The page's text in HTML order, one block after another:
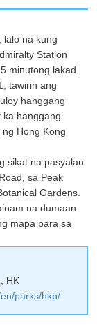
lalo na kung
Station
minutong lakad.
tawirin ang
hanggang
ka hanggang
Hong Kong
sikat na pasyalan.
sa Peak
Gardens.
na dumaan
mapa para sa
HK
parks/hkp/